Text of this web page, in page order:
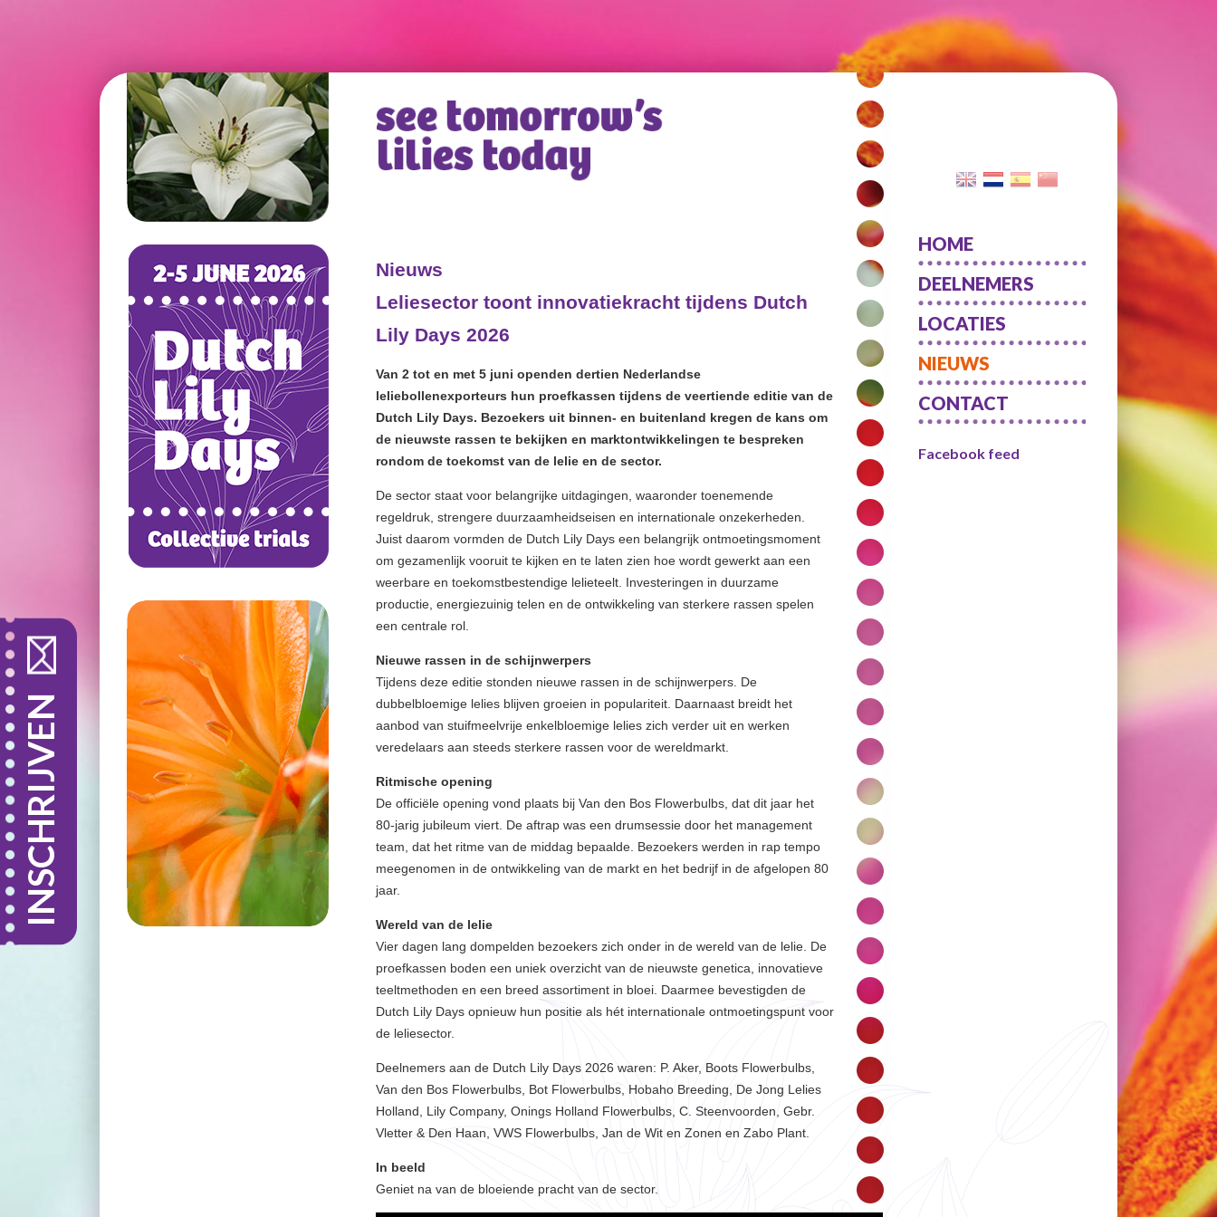
HOME
DEELNEMERS
LOCATIES
NIEUWS
CONTACT
Facebook feed
Nieuws
Leliesector toont innovatiekracht tijdens Dutch
Lily Days 2026
Van 2 tot en met 5 juni openden dertien Nederlandse
leliebollenexporteurs hun proefkassen tijdens de veertiende editie van de
Dutch Lily Days. Bezoekers uit binnen- en buitenland kregen de kans om
de nieuwste rassen te bekijken en marktontwikkelingen te bespreken
rondom de toekomst van de lelie en de sector.
De sector staat voor belangrijke uitdagingen, waaronder toenemende
regeldruk, strengere duurzaamheidseisen en internationale onzekerheden.
Juist daarom vormden de Dutch Lily Days een belangrijk ontmoetingsmoment
om gezamenlijk vooruit te kijken en te laten zien hoe wordt gewerkt aan een
weerbare en toekomstbestendige lelieteelt. Investeringen in duurzame
productie, energiezuinig telen en de ontwikkeling van sterkere rassen spelen
een centrale rol.
Nieuwe rassen in de schijnwerpers
Tijdens deze editie stonden nieuwe rassen in de schijnwerpers. De
dubbelbloemige lelies blijven groeien in populariteit. Daarnaast breidt het
aanbod van stuifmeelvrije enkelbloemige lelies zich verder uit en werken
veredelaars aan steeds sterkere rassen voor de wereldmarkt.
Ritmische opening
De officiële opening vond plaats bij Van den Bos Flowerbulbs, dat dit jaar het
80-jarig jubileum viert. De aftrap was een drumsessie door het management
team, dat het ritme van de middag bepaalde. Bezoekers werden in rap tempo
meegenomen in de ontwikkeling van de markt en het bedrijf in de afgelopen 80
jaar.
Wereld van de lelie
Vier dagen lang dompelden bezoekers zich onder in de wereld van de lelie. De
proefkassen boden een uniek overzicht van de nieuwste genetica, innovatieve
teeltmethoden en een breed assortiment in bloei. Daarmee bevestigden de
Dutch Lily Days opnieuw hun positie als hét internationale ontmoetingspunt voor
de leliesector.
Deelnemers aan de Dutch Lily Days 2026 waren: P. Aker, Boots Flowerbulbs,
Van den Bos Flowerbulbs, Bot Flowerbulbs, Hobaho Breeding, De Jong Lelies
Holland, Lily Company, Onings Holland Flowerbulbs, C. Steenvoorden, Gebr.
Vletter & Den Haan, VWS Flowerbulbs, Jan de Wit en Zonen en Zabo Plant.
In beeld
Geniet na van de bloeiende pracht van de sector.
INSCHRIJVEN